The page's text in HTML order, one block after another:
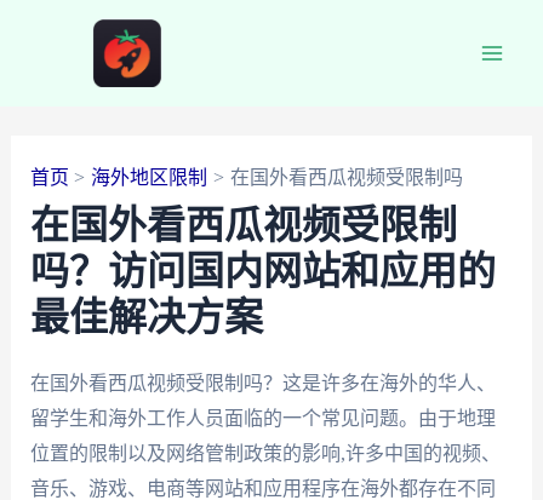
首页 海外地区限制 在国外看西瓜视频受限制吗
在国外看西瓜视频受限制
吗？访问国内网站和应用的
最佳解决方案
在国外看西瓜视频受限制吗？这是许多在海外的华人、
留学生和海外工作人员面临的一个常见问题。由于地理
位置的限制以及网络管制政策的影响,许多中国的视频、
音乐、游戏、电商等网站和应用程序在海外都存在不同